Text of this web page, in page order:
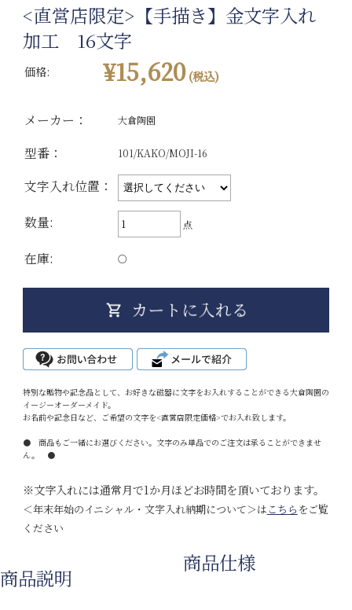
<直営店限定>【手描き】金文字入れ
加工 16文字
価格: ¥15,620 (税込)
メーカー： 大倉陶園
型番： 101/KAKO/MOJI-16
文字入れ位置：
数量:
点
在庫: ○
特別な贈物や記念品として、お好きな磁器に文字をお入れすることができる大倉陶園の
イージーオーダーメイド。
お名前や記念日など、ご希望の文字を<直営店限定価格>でお入れ致します。
● 商品もご一緒にお選びください。文字のみ単品でのご注文は承ることができませ
ん。 ●
※文字入れには通常月で1か月ほどお時間を頂いております。
＜年末年始のイニシャル・文字入れ納期について＞はこちら をご覧
ください
商品説明
商品仕様